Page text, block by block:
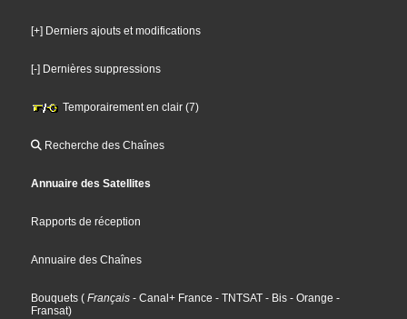
[+] Derniers ajouts et modifications
[-] Dernières suppressions
Temporairement en clair (7)
Recherche des Chaînes
Annuaire des Satellites
Rapports de réception
Annuaire des Chaînes
Bouquets ( Français - Canal+ France - TNTSAT - Bis - Orange -
Fransat)